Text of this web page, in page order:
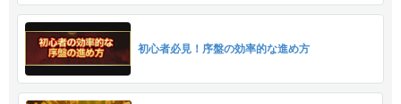
初心者必見！序盤の効率的な進め方